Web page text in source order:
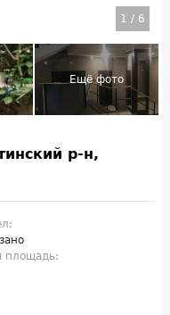
1 / 6
р-н,
площадь: